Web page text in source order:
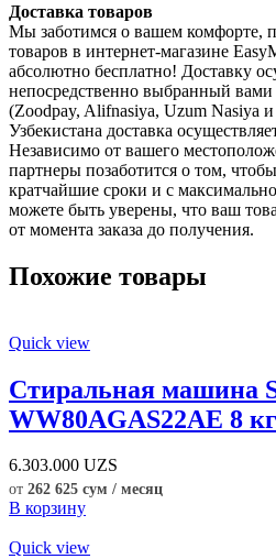
Доставка товаров
Мы заботимся о вашем комфорте,
товаров в интернет-магазине
абсолютно бесплатно! Доставку
непосредственно выбранный вами
(Zoodpay, Alifnasiya, Uzum Nasiya
Узбекистана доставка
Независимо от вашего
партнеры позаботится о том,
кратчайшие сроки и с
можете быть уверены, что ваш
от момента заказа до получения.
Похожие товары
Quick view
Стиральная машина
WW80AGAS22AE 8 кг
6.303.000 UZS
от 262 625 сум / месяц
В корзину
Quick view